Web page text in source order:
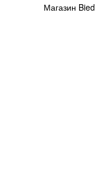
Магазин